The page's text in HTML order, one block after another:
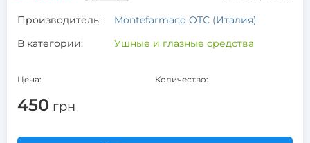
Производитель:
Montefarmaco OTC (Италия)
В категории:
Ушные и глазные средства
Цена:
450 грн
Количество: